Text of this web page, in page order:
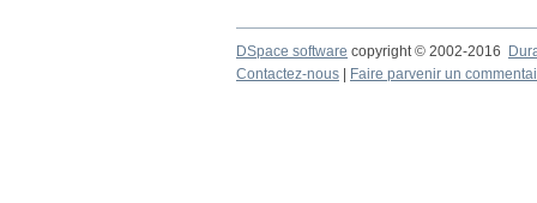
DSpace software copyright © 2002-2016
Contactez-nous
Faire parvenir un